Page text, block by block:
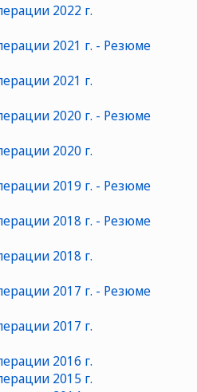
2022 г.
2021 г. - Резюме
2021 г.
2020 г. - Резюме
2020 г.
2019 г. - Резюме
2018 г. - Резюме
2018 г.
2017 г. - Резюме
2017 г.
2016 г.
2015 г.